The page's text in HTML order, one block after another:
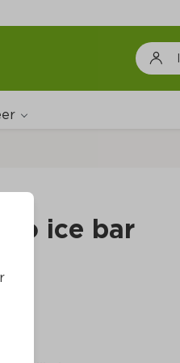
Wijnshopice bar